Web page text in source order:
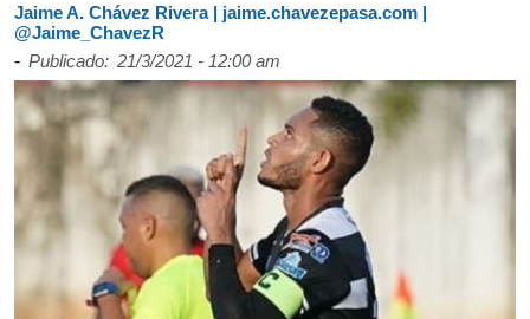
Jaime A. Chávez Rivera | jaime.chavezepasa.com |
@Jaime_ChavezR
- Publicado: 21/3/2021 - 12:00 am